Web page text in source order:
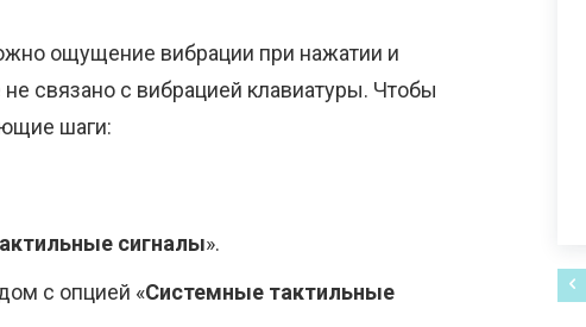
ощущение вибрации при нажатии и
связано с вибрацией клавиатуры. Чтобы
шаги:
сигналы».
с опцией «Системные тактильные